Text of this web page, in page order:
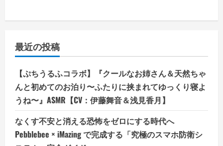
最近の投稿
【ぷちうるふコラボ】『クールなお姉さん＆天然ちゃ
んと初めてのお泊り〜ふたりに挟まれてゆっくり寝よ
うね〜』ASMR【CV：伊藤舞音＆浅見香月】
なくす不安と消える恐怖をゼロにする時代へ
Pebblebee × iMazing で完成する「究極のスマホ防衛シ